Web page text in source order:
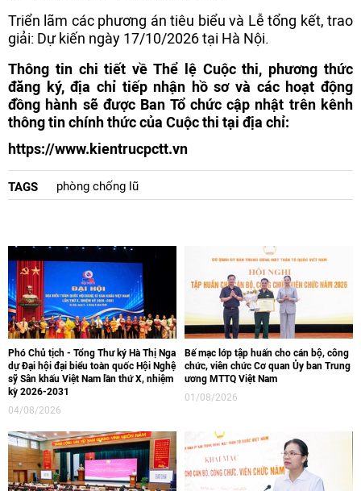
Triển lãm các phương án tiêu biểu và Lễ tổng kết, trao
giải: Dự kiến ngày 17/10/2026 tại Hà Nội.
Thông tin chi tiết về Thể lệ Cuộc thi, phương thức
đăng ký, địa chỉ tiếp nhận hồ sơ và các hoạt động
đồng hành sẽ được Ban Tổ chức cập nhật trên kênh
thông tin chính thức của Cuộc thi tại địa chỉ:
https://www.kientrucpctt.vn
TAGS phòng chống lũ
Phó Chủ tịch - Tổng Thư ký Hà Thị Nga
dự Đại hội đại biểu toàn quốc Hội Nghệ
sỹ Sân khấu Việt Nam lần thứ X, nhiệm
kỳ 2026-2031
04/08/2026
Bế mạc lớp tập huấn cho cán bộ, công
chức, viên chức Cơ quan Ủy ban Trung
ương MTTQ Việt Nam
01/08/2026